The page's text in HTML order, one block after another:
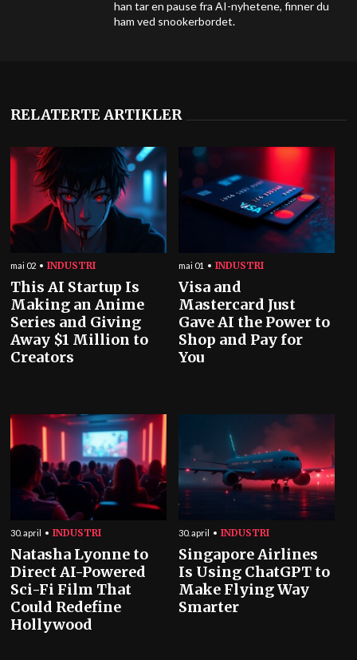
han tar en pause fra AI-nyhetene, finner du
ham ved snookerbordet.
RELATERTE ARTIKLER
mai 02 INDUSTRI
This AI Startup Is
Making an Anime
Series and Giving
Away $1 Million to
Creators
mai 01 INDUSTRI
Visa and
Mastercard Just
Gave AI the Power to
Shop and Pay for
You
30. april INDUSTRI
Natasha Lyonne to
Direct AI-Powered
Sci-Fi Film That
Could Redefine
Hollywood
30. april INDUSTRI
Singapore Airlines
Is Using ChatGPT to
Make Flying Way
Smarter